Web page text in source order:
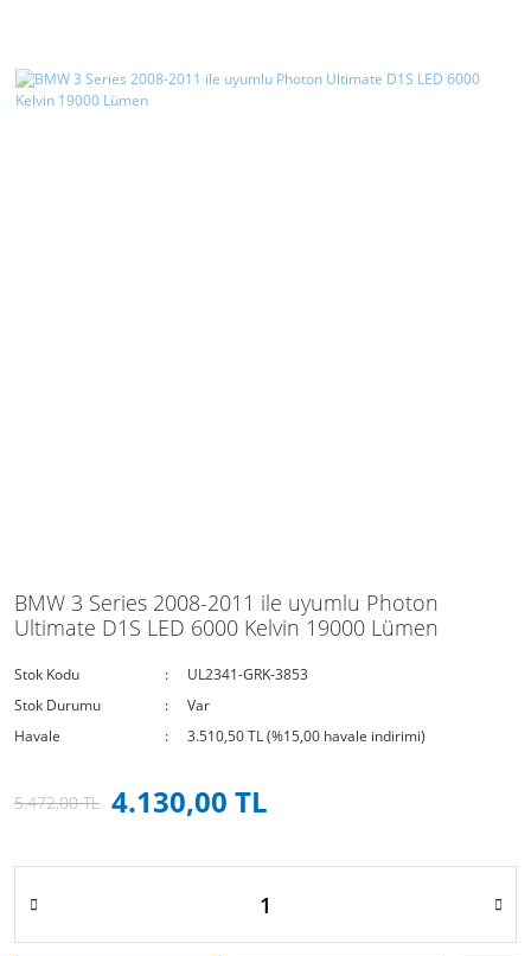
BMW 3 Series 2008-2011 ile uyumlu Photon
Ultimate D1S LED 6000 Kelvin 19000 Lümen
Stok Kodu
UL2341-GRK-3853
Stok Durumu
Var
Havale
3.510,50 TL (%15,00 havale indirimi)
5.472,00 TL 4.130,00 TL